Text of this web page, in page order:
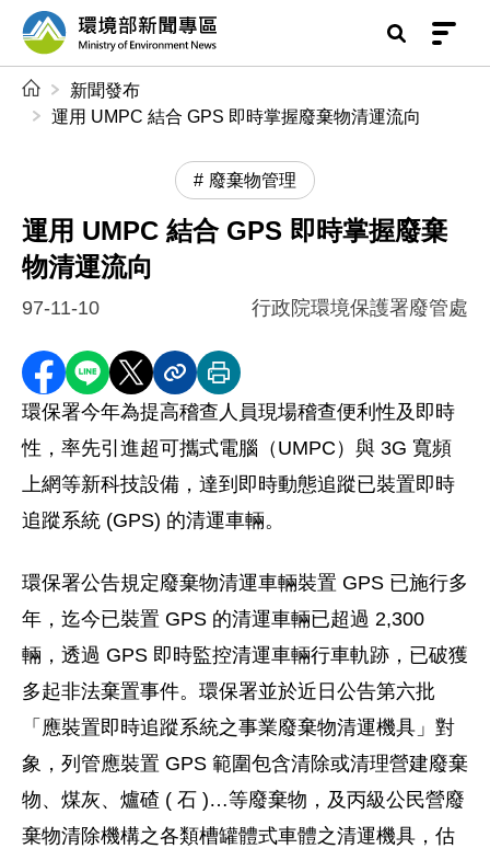
前往中央內容區塊
環境部新聞專區
新聞發布
運用 UMPC 結合 GPS 即時掌握廢棄物清運流向
廢棄物管理
運用 UMPC 結合 GPS 即時掌握廢棄
物清運流向
97-11-10 行政院環境保護署廢管處
分享至 Facebook
分享到 LINE
分享到 X分享內容連結
列印本頁
環保署今年為提高稽查人員現場稽查便利性及即時
性，率先引進超可攜式電腦（UMPC）與 3G 寬頻
上網等新科技設備，達到即時動態追蹤已裝置即時
追蹤系統 (GPS) 的清運車輛。
環保署公告規定廢棄物清運車輛裝置 GPS 已施行多
年，迄今已裝置 GPS 的清運車輛已超過 2,300
輛，透過 GPS 即時監控清運車輛行車軌跡，已破獲
多起非法棄置事件。環保署並於近日公告第六批
「應裝置即時追蹤系統之事業廢棄物清運機具」對
象，列管應裝置 GPS 範圍包含清除或清理營建廢棄
物、煤灰、爐碴 ( 石 )…等廢棄物，及丙級公民營廢
棄物清除機構之各類槽罐體式車體之清運機具，估